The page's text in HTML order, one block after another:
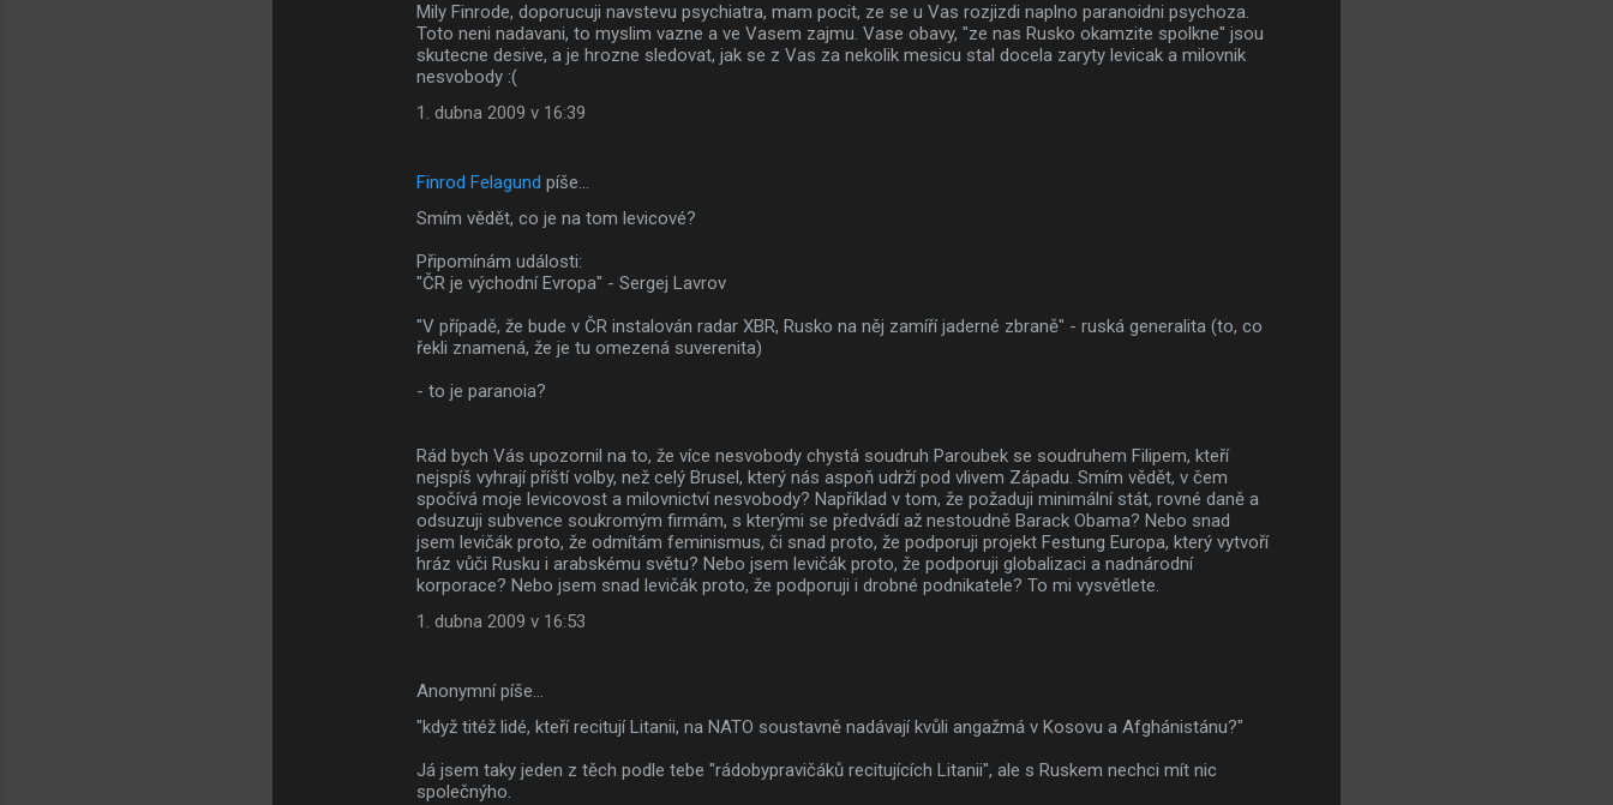
Mily Finrode, doporucuji navstevu psychiatra, mam pocit, ze se u Vas rozjizdi naplno paranoidni psychoza.
Toto neni nadavani, to myslim vazne a ve Vasem zajmu. Vase obavy, "ze nas Rusko okamzite spolkne" jsou
skutecne desive, a je hrozne sledovat, jak se z Vas za nekolik mesicu stal docela zaryty levicak a milovnik
nesvobody :(
1. dubna 2009 v 16:39
Finrod Felagund píše…
Smím vědět, co je na tom levicové?
Připomínám události:
"ČR je východní Evropa" - Sergej Lavrov
"V případě, že bude v ČR instalován radar XBR, Rusko na něj zamíří jaderné zbraně" - ruská generalita (to, co
řekli znamená, že je tu omezená suverenita)
- to je paranoia?
Rád bych Vás upozornil na to, že více nesvobody chystá soudruh Paroubek se soudruhem Filipem, kteří
nejspíš vyhrají příští volby, než celý Brusel, který nás aspoň udrží pod vlivem Západu. Smím vědět, v čem
spočívá moje levicovost a milovnictví nesvobody? Například v tom, že požaduji minimální stát, rovné daně a
odsuzuji subvence soukromým firmám, s kterými se předvádí až nestoudně Barack Obama? Nebo snad
jsem levičák proto, že odmítám feminismus, či snad proto, že podporuji projekt Festung Europa, který vytvoří
hráz vůči Rusku i arabskému světu? Nebo jsem levičák proto, že podporuji globalizaci a nadnárodní
korporace? Nebo jsem snad levičák proto, že podporuji i drobné podnikatele? To mi vysvětlete.
1. dubna 2009 v 16:53
Anonymní píše…
"když titéž lidé, kteří recitují Litanii, na NATO soustavně nadávají kvůli angažmá v Kosovu a Afghánistánu?"
Já jsem taky jeden z těch podle tebe "rádobypravičáků recitujících Litanii", ale s Ruskem nechci mít nic
společnýho.